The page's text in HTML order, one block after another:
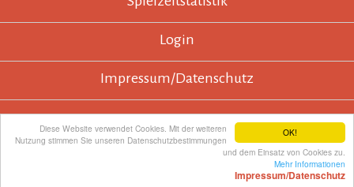
OK!
Diese Website verwendet Cookies. Mit der weiteren
Nutzung stimmen Sie unseren Datenschutzbestimmungen
und dem Einsatz von Cookies zu.
Mehr Informationen
Impressum/Datenschutz
Login
Impressum/Datenschutz